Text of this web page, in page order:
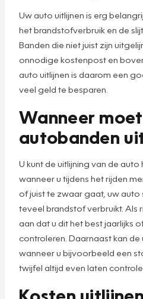
Uw auto uitlijnen is erg
het brandstofverbruik en de
Banden die niet juist zijn
onnodige kostenpost en
auto uitlijnen is daarom een
veel geld te besparen.
Wanneer
autobanden
U kunt de uitlijning van de
wanneer u tijdens het rijden
of juist te zwaar gaat, uw auto
teveel brandstof verbruikt. Als
aan dat u dit het best jaarlijks
controleren. Daarnaast kan
wanneer u bijvoorbeeld een
twijfel altijd even laten